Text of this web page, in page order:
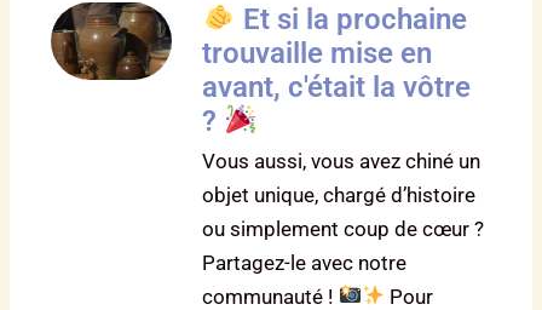
Et si la prochaine
trouvaille mise en
avant, c'était la vôtre
?
Vous aussi, vous avez chiné un
objet unique, chargé d’histoire
ou simplement coup de cœur ?
Partagez-le avec notre
communauté !
Pour